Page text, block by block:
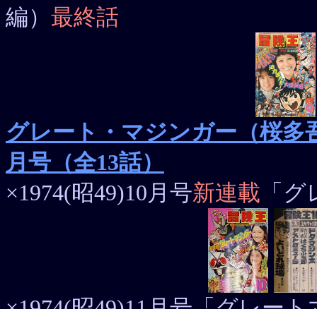
編） 最終話
グレート・マジンガー（桜多
月号（全13話）
×1974(昭49)10月号新連載 「